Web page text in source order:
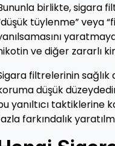
birlikte, sigara
tüylenme” veya
ve diğer zararlı
filtrelerinin sağlık
düşük
yanıltıcı taktiklerine
farkındalık